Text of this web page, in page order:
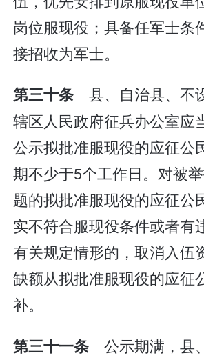
岗位服现役；具备任军士条
接招收为军士。
第三十条 县、自治县、不
辖区人民政府征兵办公室应
公示拟批准服现役的应征公
期不少于5个工作日。对被
题的拟批准服现役的应征公
实不符合服现役条件或者有
有关规定情形的，取消入伍
缺额从拟批准服现役的应征
补。
第三十一条 公示期满，县